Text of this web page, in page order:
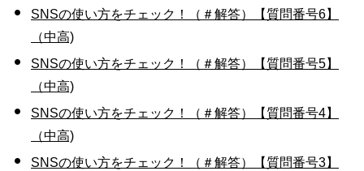
SNSの使い方をチェック！（＃解答）【質問番号6】
（中高)
SNSの使い方をチェック！（＃解答）【質問番号5】
（中高)
SNSの使い方をチェック！（＃解答）【質問番号4】
（中高)
SNSの使い方をチェック！（＃解答）【質問番号3】